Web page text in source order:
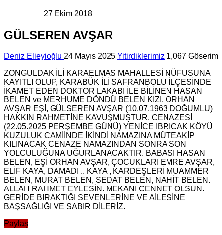
27 Ekim 2018
GÜLSEREN AVŞAR
Deniz Elieyioğlu 24 Mayıs 2025 Yitirdiklerimiz 1,067 Göserim
ZONGULDAK İLİ KARAELMAS MAHALLESİ NÜFUSUNA
KAYITLI OLUP, KARABÜK İLİ SAFRANBOLU İLÇESİNDE
İKAMET EDEN DOKTOR LAKABI İLE BİLİNEN HASAN
BELEN ve MERHUME DÖNDÜ BELEN KIZI, ORHAN
AVŞAR EŞİ, GÜLSEREN AVŞAR (10.07.1963 DOĞUMLU)
HAKKIN RAHMETİNE KAVUŞMUŞTUR. CENAZESİ
(22.05.2025 PERŞEMBE GÜNÜ) YENİCE IBRICAK KÖYÜ
KUZULUK CAMİİNDE İKİNDİ NAMAZINA MÜTEAKİP
KILINACAK CENAZE NAMAZINDAN SONRA SON
YOLCULUĞUNA UĞURLANACAKTIR. BABASI HASAN
BELEN, EŞİ ORHAN AVŞAR, ÇOCUKLARI EMRE AVŞAR,
ELİF KAYA, DAMADI .. KAYA , KARDEŞLERİ MUAMMER
BELEN, MURAT BELEN, SEDAT BELEN, NAHİT BELEN.
ALLAH RAHMET EYLESİN. MEKANI CENNET OLSUN.
GERİDE BIRAKTIĞI SEVENLERİNE VE AİLESİNE
BAŞSAĞLIĞI VE SABIR DİLERİZ.
Paylaş